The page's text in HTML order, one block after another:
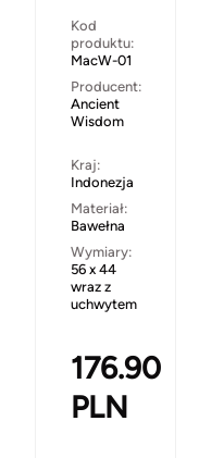
Kod
produktu:
MacW-01
Producent:
Ancient
Wisdom
Kraj:
Indonezja
Materiał:
Bawełna
Wymiary:
56 x 44
wraz z
uchwytem
176.90
PLN